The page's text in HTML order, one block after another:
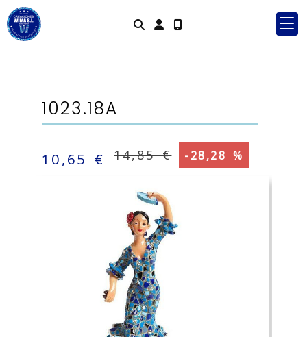
Identifícat
1023.18A
10,65 € 14,85 € -28,28 %